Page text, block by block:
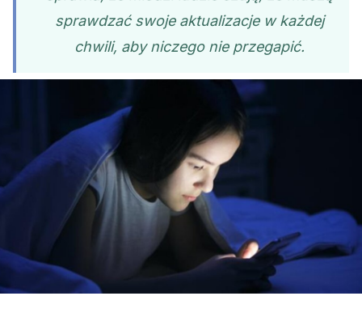
sprawdzać swoje aktualizacje w każdej
chwili, aby niczego nie przegapić.